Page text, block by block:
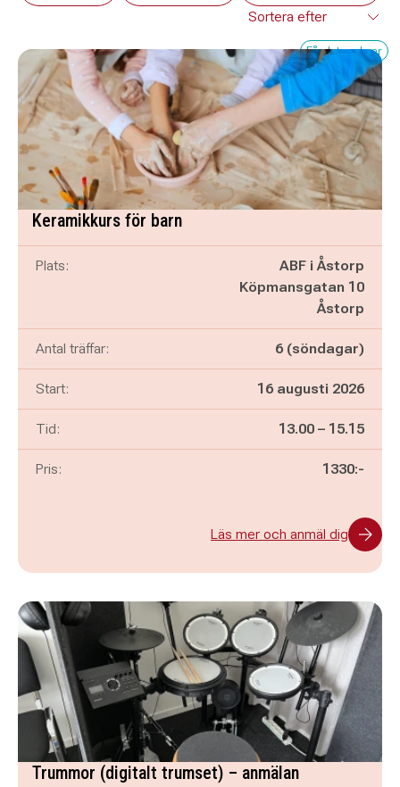
Få platser kvar
Keramikkurs för barn
Plats:
ABF i Åstorp
Köpmansgatan 10
Åstorp
Antal träffar: 6 (söndagar)
Start: 16 augusti 2026
Tid: Pågår mellan
13.00 – och
15.15
Pris: 1330:-
Läs mer och anmäl dig
Trummor (digitalt trumset) – anmälan